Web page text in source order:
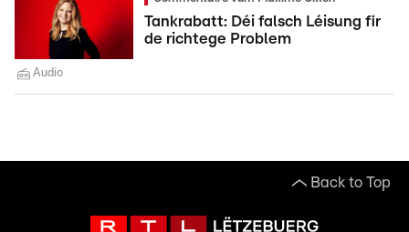
Tankrabatt: Déi falsch Léisung fir
de richtege Problem
Audio
Back to Top